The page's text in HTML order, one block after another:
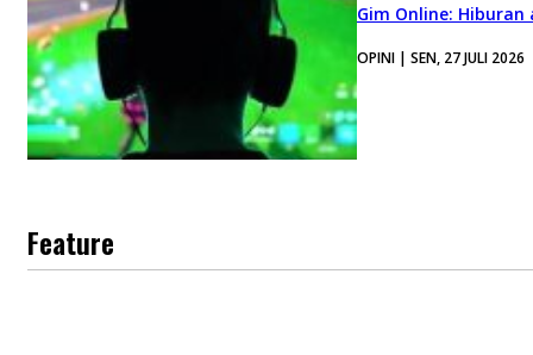
Gim Online:
OPINI | SEN, 27 JULI 2026
Feature